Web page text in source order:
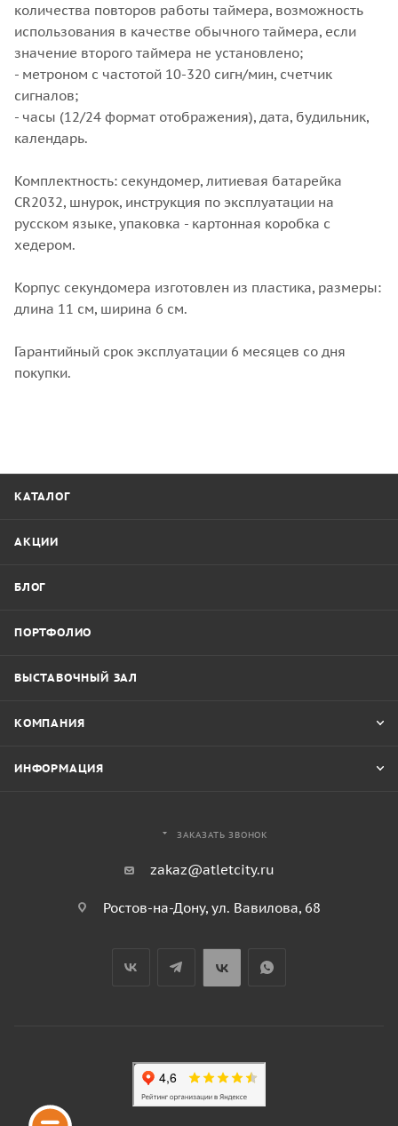
количества повторов работы таймера, возможность
использования в качестве обычного таймера, если
значение второго таймера не установлено;
- метроном с частотой 10-320 сигн/мин, счетчик
сигналов;
- часы (12/24 формат отображения), дата, будильник,
календарь.
Комплектность: секундомер, литиевая батарейка
CR2032, шнурок, инструкция по эксплуатации на
русском языке, упаковка - картонная коробка с
хедером.
Корпус секундомера изготовлен из пластика, размеры:
длина 11 см, ширина 6 см.
Гарантийный срок эксплуатации 6 месяцев со дня
покупки.
КАТАЛОГ
АКЦИИ
БЛОГ
ПОРТФОЛИО
ВЫСТАВОЧНЫЙ ЗАЛ
КОМПАНИЯ
ИНФОРМАЦИЯ
ЗАКАЗАТЬ ЗВОНОК
zakaz@atletcity.ru
Ростов-на-Дону, ул. Вавилова, 68